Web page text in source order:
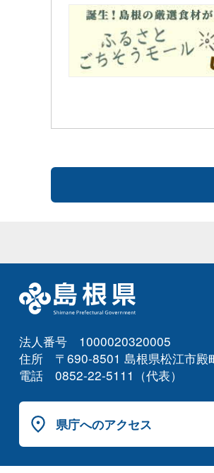
法人番号 1000020320005
住所 〒690-8501 島根県松江市殿
電話 0852-22-5111（代表）
県庁へのアクセス